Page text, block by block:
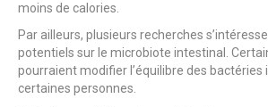
moins de calories.
Par ailleurs, plusieurs recherches
potentiels sur le microbiote intestinal.
pourraient modifier l’équilibre des bactéries
certaines personnes.